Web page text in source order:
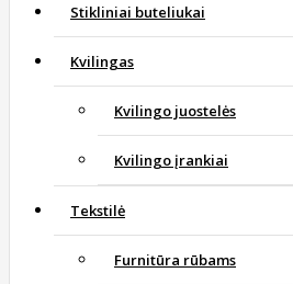
Stikliniai buteliukai
Kvilingas
Kvilingo juostelės
Kvilingo įrankiai
Tekstilė
Furnitūra rūbams